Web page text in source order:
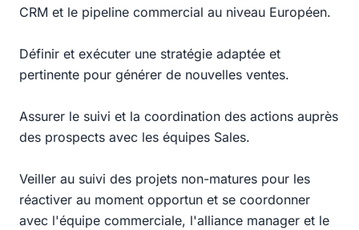
CRM et le pipeline commercial au niveau Européen.
Définir et exécuter une stratégie adaptée et
pertinente pour générer de nouvelles ventes.
Assurer le suivi et la coordination des actions auprès
des prospects avec les équipes Sales.
Veiller au suivi des projets non-matures pour les
réactiver au moment opportun et se coordonner
avec l'équipe commerciale, l'alliance manager et le